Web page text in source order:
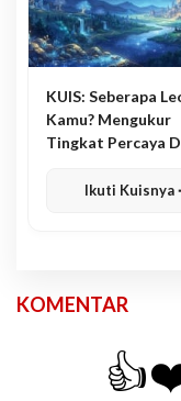
KUIS: Seberapa
Kamu? Mengukur
Tingkat Percaya
Ikuti Kuisnya
KOMENTAR
👍